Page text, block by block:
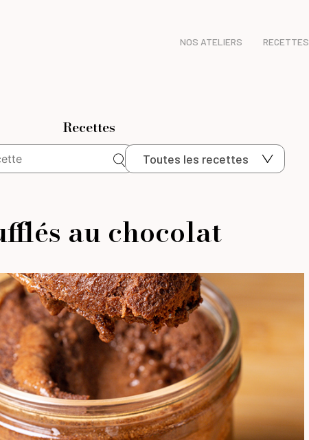
NOS ATELIERS RECETTES
Recettes
Toutes les recettes
au chocolat